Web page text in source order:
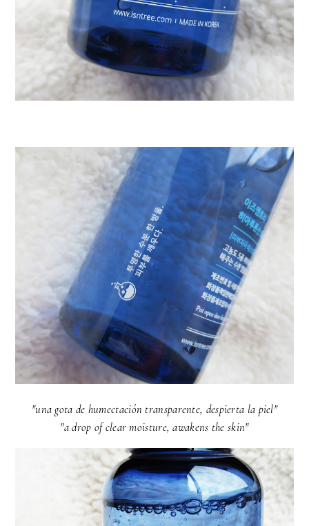
"una gota de humectación transparente, despierta la piel"
"a drop of clear moisture, awakens the skin"